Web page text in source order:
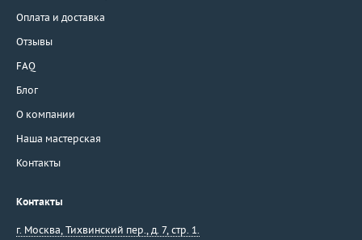
Оплата и доставка
Отзывы
FAQ
Блог
О компании
Наша мастерская
Контакты
Контакты
г. Москва, Тихвинский пер., д. 7, стр. 1.